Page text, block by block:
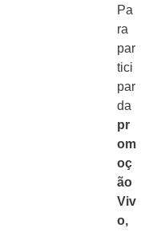
Pa
ra
par
tici
par
da
pr
om
oç
ão
Viv
o,